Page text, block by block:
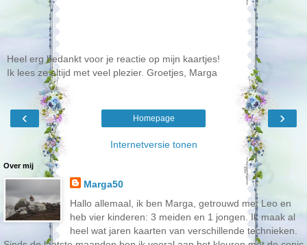
Heel erg bedankt voor je reactie op mijn kaartjes!
Ik lees ze altijd met veel plezier. Groetjes, Marga
‹ ›
Homepage
Internetversie tonen
Over mij
Marga50
Hallo allemaal, ik ben Marga, getrouwd met Leo en
heb vier kinderen: 3 meiden en 1 jongen. Ik maak al
heel wat jaren kaarten van verschillende technieken.